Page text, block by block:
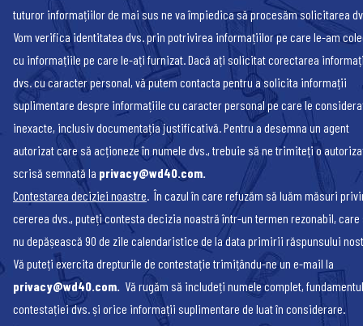
tuturor informațiilor de mai sus ne va împiedica să procesăm solicitarea
Vom verifica identitatea dvs. prin potrivirea informațiilor pe care le-am
cu informațiile pe care le-ați furnizat. Dacă ați solicitat corectarea
dvs. cu caracter personal, vă putem contacta pentru a solicita informații
suplimentare despre informațiile cu caracter personal pe care le
inexacte, inclusiv documentația justificativă. Pentru a desemna un agent
autorizat care să acționeze în numele dvs., trebuie să ne trimiteți o
scrisă semnată la privacy@wd40.com.
Contestarea deciziei noastre. În cazul în care refuzăm să luăm măsuri
cererea dvs., puteți contesta decizia noastră într-un termen rezonabil, care
nu depășească 90 de zile calendaristice de la data primirii răspunsului
Vă puteți exercita drepturile de contestație trimițându-ne un e-mail la
privacy@wd40.com. Vă rugăm să includeți numele complet, fundamentul
contestației dvs. și orice informații suplimentare de luat în considerare.